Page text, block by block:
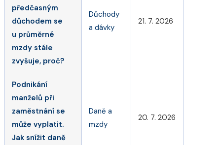
předčasným
důchodem se
u průměrné
mzdy stále
zvyšuje, proč?
Důchody
a dávky
21. 7. 2026
Podnikání
manželů při
zaměstnání se
může vyplatit.
Jak snížit daně
Daně a
mzdy
20. 7. 2026